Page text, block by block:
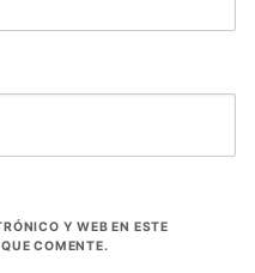
Y WEB EN ESTE
COMENTE.